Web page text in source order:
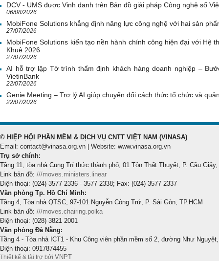
DCV - UMS được Vinh danh trên Bản đồ giải pháp Công nghệ số
06/08/2026
MobiFone Solutions khẳng định năng lực công nghệ với hai sản
27/07/2026
MobiFone Solutions kiến tạo nền hành chính công hiện đại với Hệ
Khuê 2026
27/07/2026
AI hỗ trợ lập Tờ trình thẩm định khách hàng doanh nghiệp –
VietinBank
22/07/2026
Genie Meeting – Trợ lý AI giúp chuyển đổi cách thức tổ chức và
22/07/2026
© HIỆP HỘI PHẦN MỀM & DỊCH VỤ CNTT VIỆT NAM (VINASA)
Email: contact@vinasa.org.vn | Website: www.vinasa.org.vn
Trụ sở chính:
Tầng 11, tòa nhà Cung Trí thức thành phố, 01 Tôn Thất Thuyết, P. Cầu Giấy,
Link bản đồ: ///moves.ministers.linear
Điện thoại: (024) 3577 2336 - 3577 2338; Fax: (024) 3577 2337
Văn phòng Tp. Hồ Chí Minh:
Tầng 4, Tòa nhà QTSC, 97-101 Nguyễn Công Trứ, P. Sài Gòn, TP.HCM
Link bản đồ: ///moves.chairing.polka
Điện thoại: (028) 3821 2001
Văn phòng Đà Nẵng:
Tầng 4 - Tòa nhà ICT1 - Khu Công viên phần mềm số 2, đường Như
Điện thoại: 0917874455
Thiết kế & tài trợ bởi VNPT